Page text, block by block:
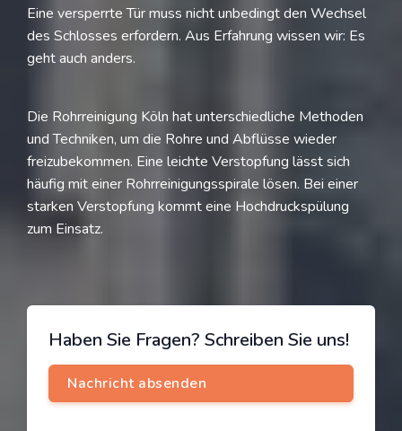
Eine versperrte Tür muss nicht unbedingt den Wechsel
des Schlosses erfordern. Aus Erfahrung wissen wir: Es
geht auch anders.
Die Rohrreinigung Köln hat unterschiedliche Methoden
und Techniken, um die Rohre und Abflüsse wieder
freizubekommen. Eine leichte Verstopfung lässt sich
häufig mit einer Rohrreinigungsspirale lösen. Bei einer
starken Verstopfung kommt eine Hochdruckspülung
zum Einsatz.
Haben Sie Fragen? Schreiben Sie uns!